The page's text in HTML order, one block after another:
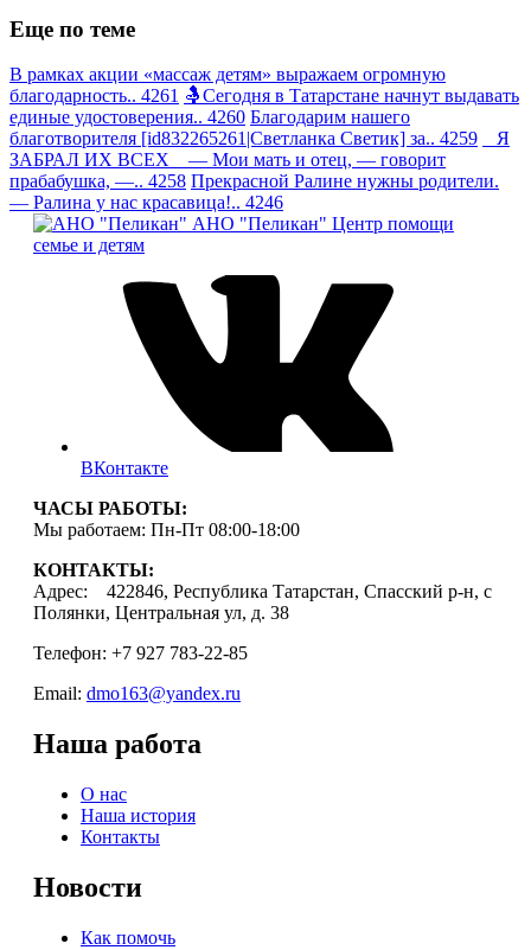
Еще по теме
В рамках акции «массаж детям» выражаем огромную
благодарность.. 4261 🤱Сегодня в Татарстане начнут выдавать
единые удостоверения.. 4260 Благодарим нашего
благотворителя [id832265261|Светланка Светик] за.. 4259
Я
ЗАБРАЛ ИХ ВСЕХ — Мои мать и отец, — говорит
прабабушка, —.. 4258 Прекрасной Ралине нужны родители.
— Ралина у нас красавица!.. 4246
АНО "Пеликан" Центр помощи
семье и детям
ВКонтакте
ЧАСЫ РАБОТЫ:
Мы работаем: Пн-Пт 08:00-18:00
КОНТАКТЫ:
Адрес: 422846, Республика Татарстан, Спасский р-н, с
Полянки, Центральная ул, д. 38
Телефон: +7 927 783-22-85
Email: dmo163@yandex.ru
Наша работа
О нас
Наша история
Контакты
Новости
Как помочь